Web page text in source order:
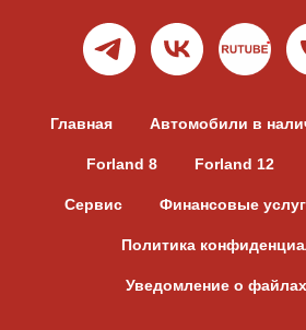
Главная Автомобили в
Forland 8 Forland 12
Сервис Финансовые
Политика
Уведомление о